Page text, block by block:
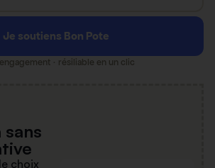
Je soutiens Bon Pote
· résiliable en un clic
sans
choix